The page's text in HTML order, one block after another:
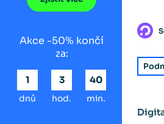
Akce -50% končí
za:
1
dnů
3
hod.
40
min.